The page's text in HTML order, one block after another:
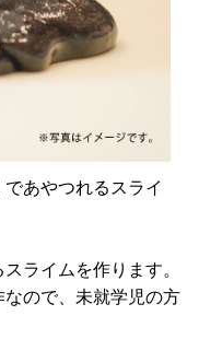
であやつれるスライ
ライムを作ります。
ので、未就学児の方